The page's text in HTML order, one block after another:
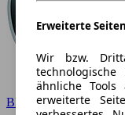
BMW
Erweiterte
Wir bzw.
ähnliche
erweiterte